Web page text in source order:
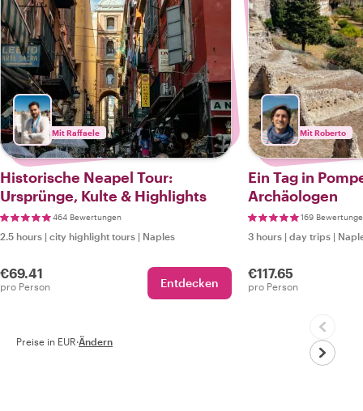
Mit Raffaele
Historische Neapel Tour:
Ursprünge, Kulte & Highlights
464 Bewertungen
2.5 hours | city highlight tours | Naples
€69.41
pro Person Entdecken
Mit Roberto
Ein Tag in
Archäologen
169
3 hours | day trips |
€117.65
pro Person
Preise in EUR·Ändern